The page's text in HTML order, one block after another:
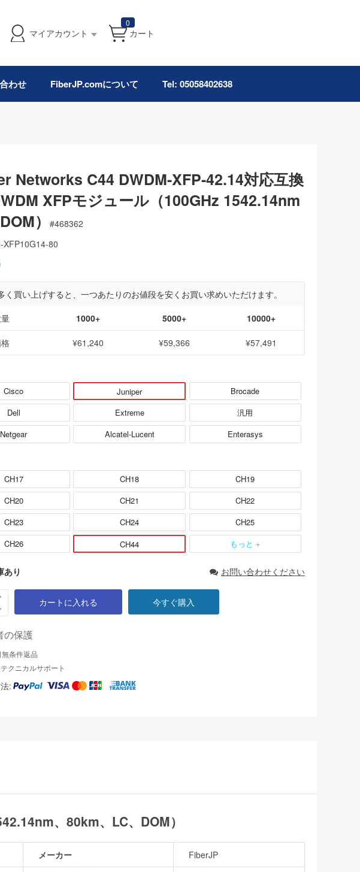
マイアカウント
0
カート
わせ FiberJP.comについて Tel: 05058402638
Networks C44 DWDM-XFP-42.14対応互換
XFPモジュール（100GHz 1542.14nm
）
#468362
XFP10G14-80
く買い上げすると、一つあたりのお値段を安くお買い求めいただけます。
1000+ 5000+ 10000+
¥61,240 ¥59,366 ¥57,491
Cisco Juniper
Brocade
Dell
Extreme
汎用
Netgear
Alcatel-Lucent Enterasys
CH17 CH18
CH19
CH20
CH21
CH22
CH23
CH24
CH25
CH26
CH44 もっと +
あり お問い合わせください
カートに入れる 今すぐ購入
の保護
条件返品
クニカルサポート
:
、80km、LC、DOM）
メーカー FiberJP